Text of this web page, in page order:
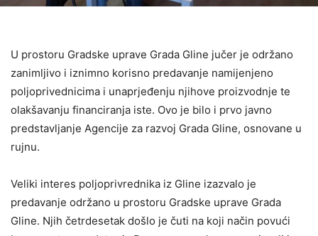
U prostoru Gradske uprave Grada Gline jučer je održano
zanimljivo i iznimno korisno predavanje namijenjeno
poljoprivednicima i unaprjeđenju njihove proizvodnje te
olakšavanju financiranja iste. Ovo je bilo i prvo javno
predstavljanje Agencije za razvoj Grada Gline, osnovane u
rujnu.
Veliki interes poljoprivrednika iz Gline izazvalo je
predavanje održano u prostoru Gradske uprave Grada
Gline. Njih četrdesetak došlo je čuti na koji način povući